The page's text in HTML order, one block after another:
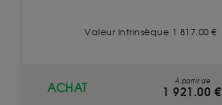
Valeur intrinsèque 1 817.00 €
ACHAT
À partir de
1 921.00 €